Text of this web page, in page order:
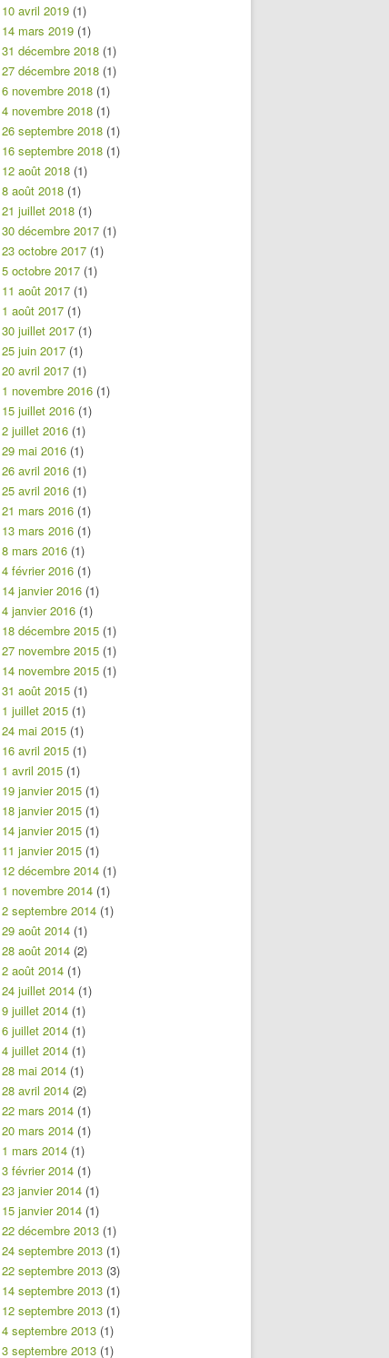
10 avril 2019 (1)
14 mars 2019 (1)
31 décembre 2018 (1)
27 décembre 2018 (1)
6 novembre 2018 (1)
4 novembre 2018 (1)
26 septembre 2018 (1)
16 septembre 2018 (1)
12 août 2018 (1)
8 août 2018 (1)
21 juillet 2018 (1)
30 décembre 2017 (1)
23 octobre 2017 (1)
5 octobre 2017 (1)
11 août 2017 (1)
1 août 2017 (1)
30 juillet 2017 (1)
25 juin 2017 (1)
20 avril 2017 (1)
1 novembre 2016 (1)
15 juillet 2016 (1)
2 juillet 2016 (1)
29 mai 2016 (1)
26 avril 2016 (1)
25 avril 2016 (1)
21 mars 2016 (1)
13 mars 2016 (1)
8 mars 2016 (1)
4 février 2016 (1)
14 janvier 2016 (1)
4 janvier 2016 (1)
18 décembre 2015 (1)
27 novembre 2015 (1)
14 novembre 2015 (1)
31 août 2015 (1)
1 juillet 2015 (1)
24 mai 2015 (1)
16 avril 2015 (1)
1 avril 2015 (1)
19 janvier 2015 (1)
18 janvier 2015 (1)
14 janvier 2015 (1)
11 janvier 2015 (1)
12 décembre 2014 (1)
1 novembre 2014 (1)
2 septembre 2014 (1)
29 août 2014 (1)
28 août 2014 (2)
2 août 2014 (1)
24 juillet 2014 (1)
9 juillet 2014 (1)
6 juillet 2014 (1)
4 juillet 2014 (1)
28 mai 2014 (1)
28 avril 2014 (2)
22 mars 2014 (1)
20 mars 2014 (1)
1 mars 2014 (1)
3 février 2014 (1)
23 janvier 2014 (1)
15 janvier 2014 (1)
22 décembre 2013 (1)
24 septembre 2013 (1)
22 septembre 2013 (3)
14 septembre 2013 (1)
12 septembre 2013 (1)
4 septembre 2013 (1)
3 septembre 2013 (1)